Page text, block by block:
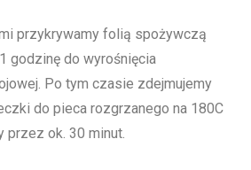
przykrywamy folią spożywczą
godzinę do wyrośnięcia
Po tym czasie zdejmujemy
do pieca rozgrzanego na 180C
przez ok. 30 minut.